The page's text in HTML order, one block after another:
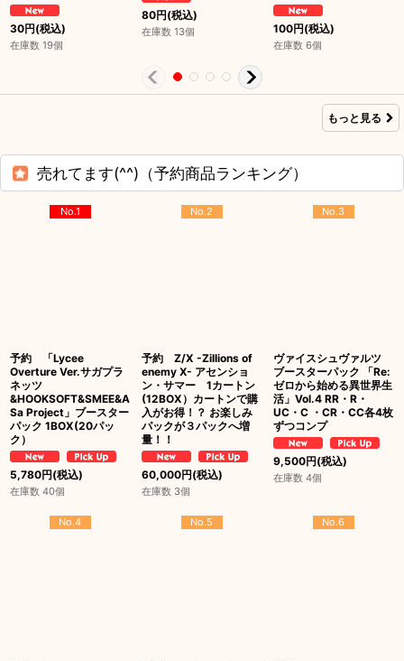
30円(税込)
在庫数 19個
80円(税込)
在庫数 13個 100円(税込)
在庫数 6個
もっと見る
売れてます(^^)（予約商品ランキング）
No.1
予約 「Lycee
Overture Ver.サガプラ
ネッツ
&HOOKSOFT&SMEE&A
Sa Project」ブースター
パック 1BOX(20パッ
ク）
5,780円(税込)
在庫数 40個
No.2
予約 Z/X -Zillions of
enemy X- アセンショ
ン・サマー 1カートン
(12BOX）カートンで購
入がお得！？ お楽しみ
パックが３パックへ増
量！！
60,000円(税込)
在庫数 3個
No.3
ヴァイスシュヴァルツ
ブースターパック 「Re:
ゼロから始める異世界生
活」Vol.4 RR・R・
UC・C ・CR・CC各4枚
ずつコンプ
9,500円(税込)
在庫数 4個
No.4 No.5 No.6